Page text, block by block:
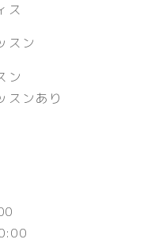
ス
スン
ン
スンあり